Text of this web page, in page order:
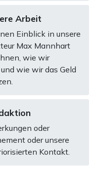
Arbeit
Einblick in unsere
Max Mannhart
wie wir
wie wir das Geld
oder
oder unsere
Kontakt.